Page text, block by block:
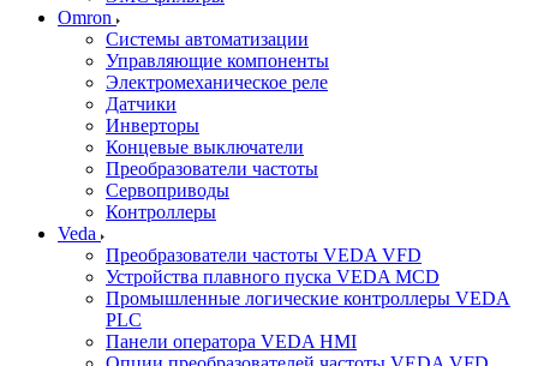
Omron
Системы автоматизации
Управляющие компоненты
Электромеханическое реле
Датчики
Инверторы
Концевые выключатели
Преобразователи частоты
Сервоприводы
Контроллеры
Veda
Преобразователи частоты VEDA VFD
Устройства плавного пуска VEDA MCD
Промышленные логические контроллеры VEDA
PLC
Панели оператора VEDA HMI